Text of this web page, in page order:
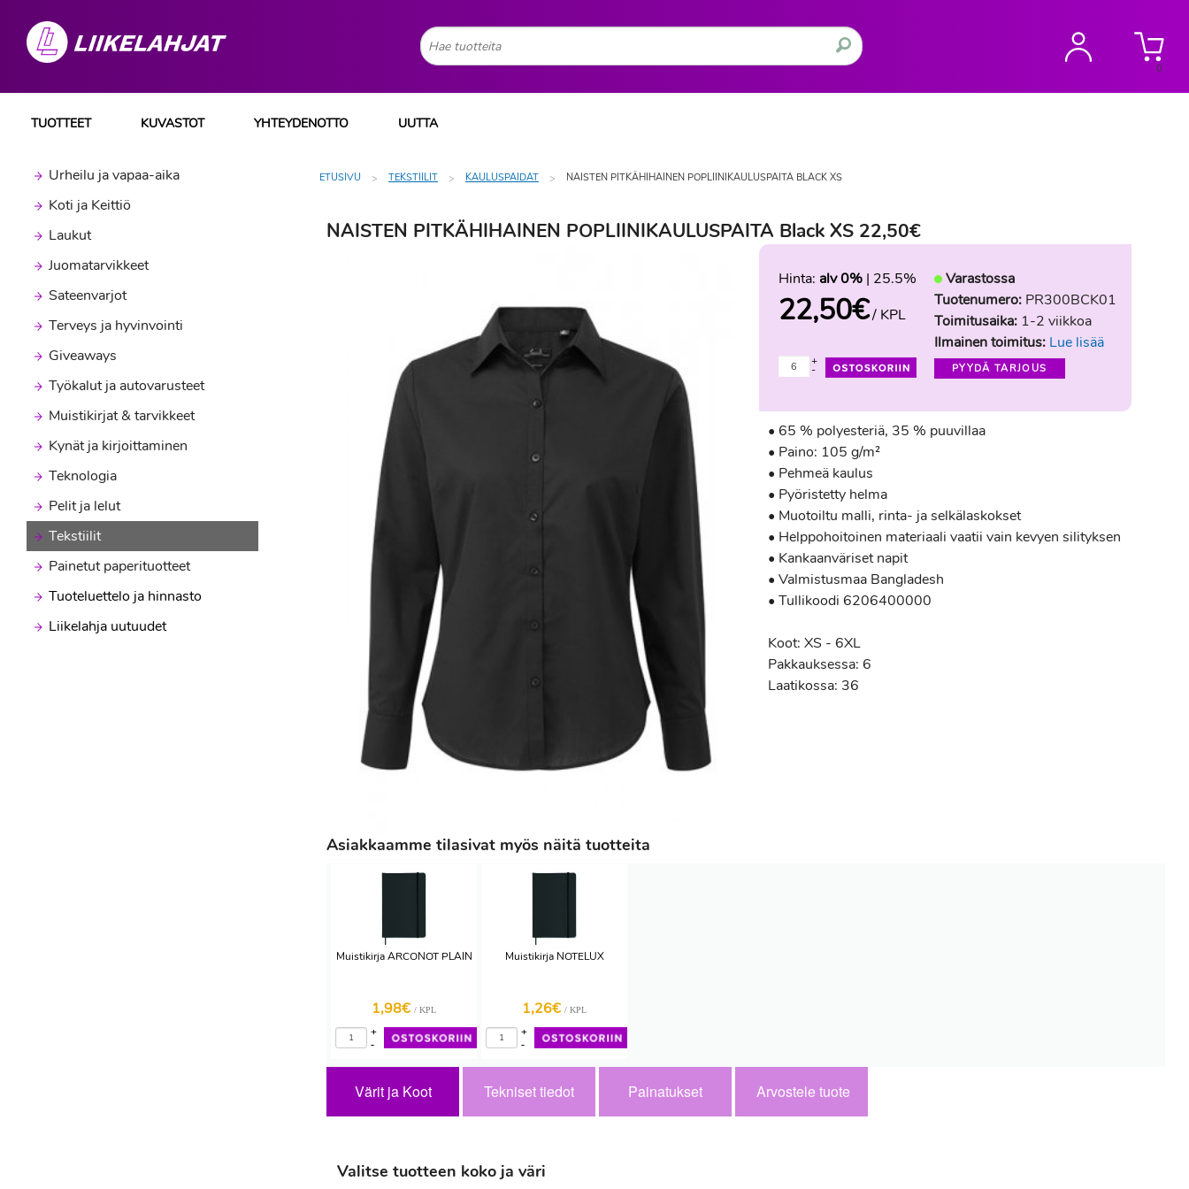
0
TUOTTEET KUVASTOT YHTEYDENOTTO UUTTA
Urheilu ja vapaa-aika
Koti ja Keittiö
Laukut
Juomatarvikkeet
Sateenvarjot
Terveys ja hyvinvointi
Giveaways
Työkalut ja autovarusteet
Muistikirjat & tarvikkeet
Kynät ja kirjoittaminen
Teknologia
Pelit ja lelut
Tekstiilit
Painetut paperituotteet
Tuoteluettelo ja hinnasto
Liikelahja uutuudet
ETUSIVU TEKSTIILIT KAULUSPAIDAT NAISTEN PITKÄHIHAINEN POPLIINIKAULUSPAITA BLACK XS
NAISTEN PITKÄHIHAINEN POPLIINIKAULUSPAITA Black XS 22,50€
Hinta: alv 0% | 25.5%
22,50€/ KPL
-
+
Varastossa
Tuotenumero: PR300BCK01
Toimitusaika: 1-2 viikkoa
Ilmainen toimitus: Lue lisää
PYYDÄ TARJOUS
• 65 % polyesteriä, 35 % puuvillaa
• Paino: 105 g/m²
• Pehmeä kaulus
• Pyöristetty helma
• Muotoiltu malli, rinta- ja selkälaskokset
• Helppohoitoinen materiaali vaatii vain kevyen silityksen
• Kankaanväriset napit
• Valmistusmaa Bangladesh
• Tullikoodi 6206400000
Koot: XS - 6XL
Pakkauksessa: 6
Laatikossa: 36
Asiakkaamme tilasivat myös näitä tuotteita
Muistikirja ARCONOT PLAIN
1,98€ / KPL
-
+
Muistikirja NOTELUX
1,26€ / KPL
-
+
Värit ja Koot Tekniset tiedot Painatukset Arvostele tuote
Valitse tuotteen koko ja väri